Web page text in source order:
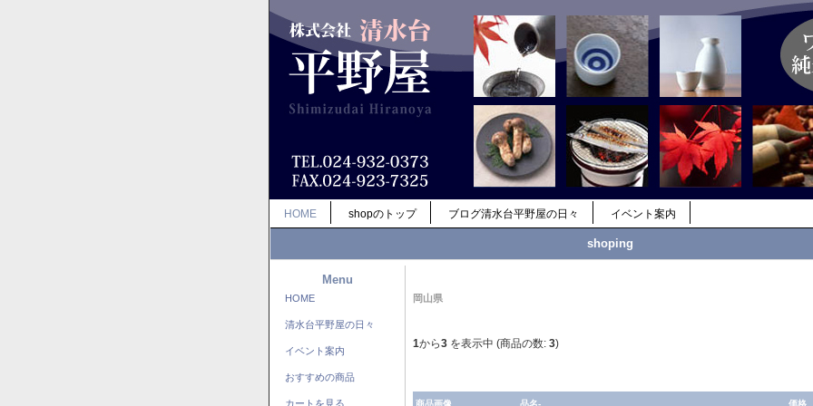
HOME shopのトップ ブログ清水台平野屋の日々 イベント案内
shoping
Menu
HOME
清水台平野屋の日々
イベント案内
おすすめの商品
カートを見る
岡山県
1から3 を表示中 (商品の数: 3)
商品画像 品名- 価格